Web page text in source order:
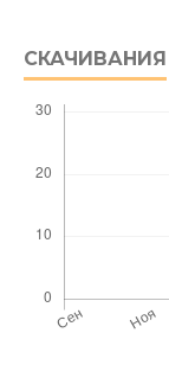
СКАЧИВАНИЯ